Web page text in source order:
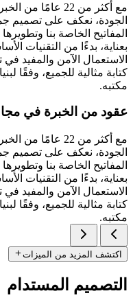
مع أكثر من 22
الجودة، نعكف على تصميم
المفاتيح الخاصة بنا
بعناية، بدءًا من التقنيات
الاستعمال الآمن والمفيد
كتابة مثالية للجميع، وفقًا
مكتبه.
عقود من الخبرة في
مع أكثر من 22
الجودة، نعكف على تصميم
المفاتيح الخاصة بنا
بعناية، بدءًا من التقنيات
الاستعمال الآمن والمفيد
كتابة مثالية للجميع، وفقًا
مكتبه.
اكتشف المزيد من الميزات
التصميم المستدام